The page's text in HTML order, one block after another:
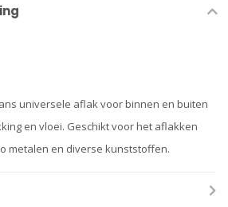
universele aflak voor binnen en buiten
en vloei. Geschikt voor het aflakken
metalen en diverse kunststoffen.